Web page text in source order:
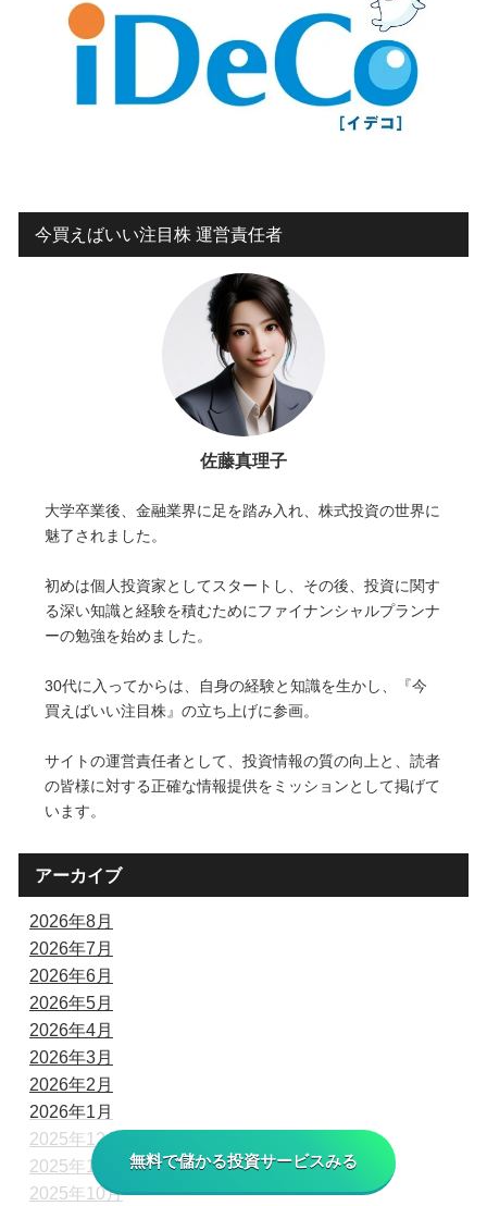
今買えばいい注目株 運営責任者
佐藤真理子
大学卒業後、金融業界に足を踏み入れ、株式投資の世界に
魅了されました。
初めは個人投資家としてスタートし、その後、投資に関す
る深い知識と経験を積むためにファイナンシャルプランナ
ーの勉強を始めました。
30代に入ってからは、自身の経験と知識を生かし、『今
買えばいい注目株』の立ち上げに参画。
サイトの運営責任者として、投資情報の質の向上と、読者
の皆様に対する正確な情報提供をミッションとして掲げて
います。
アーカイブ
2026年8月
2026年7月
2026年6月
2026年5月
2026年4月
2026年3月
2026年2月
2026年1月
2025年12月
2025年11月
2025年10月
無料で儲かる投資サービスみる